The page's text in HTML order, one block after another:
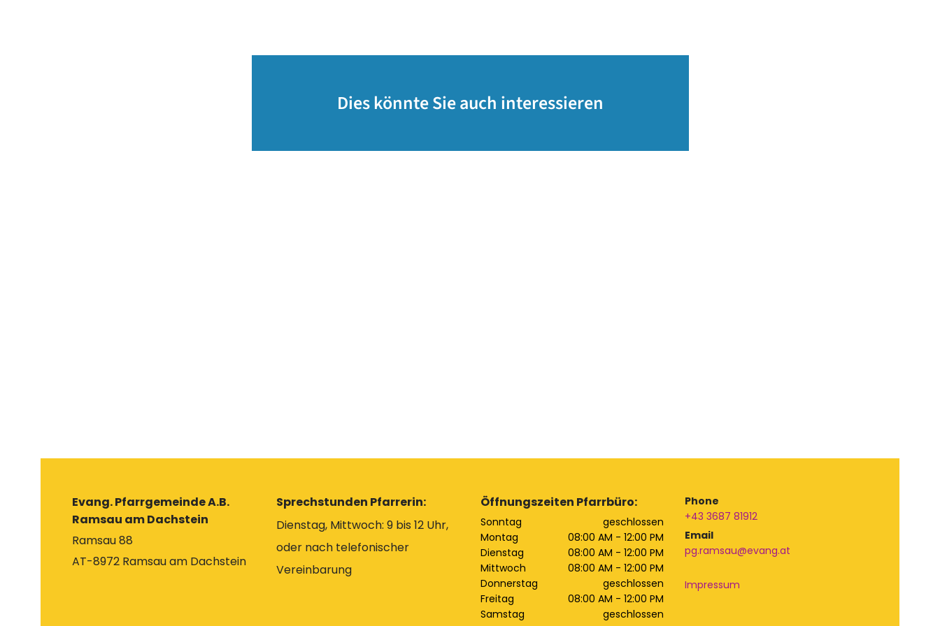
Dies könnte Sie auch interessieren
Evang. Pfarrgemeinde A.B.
Ramsau am Dachstein
Ramsau 88
AT-8972 Ramsau am Dachstein
Sprechstunden Pfarrerin:
Dienstag, Mittwoch: 9 bis 12 Uhr,
oder nach telefonischer
Vereinbarung
Öffnungszeiten Pfarrbüro:
Sonntag
geschlossen
Montag
08:00 AM - 12:00 PM
Dienstag
08:00 AM - 12:00 PM
Mittwoch
08:00 AM - 12:00 PM
Donnerstag
geschlossen
Freitag
08:00 AM - 12:00 PM
Samstag
geschlossen
Phone
+43 3687 81912
Email
pg.ramsau@evang.at
Impressum